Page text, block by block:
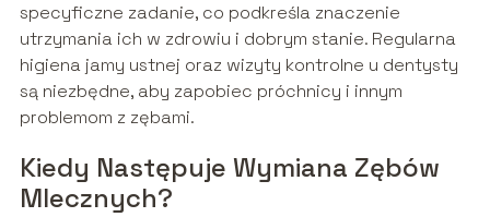
specyficzne zadanie, co podkreśla znaczenie
utrzymania ich w zdrowiu i dobrym stanie. Regularna
higiena jamy ustnej oraz wizyty kontrolne u dentysty
są niezbędne, aby zapobiec próchnicy i innym
problemom z zębami.
Kiedy Następuje Wymiana Zębów
Mlecznych?